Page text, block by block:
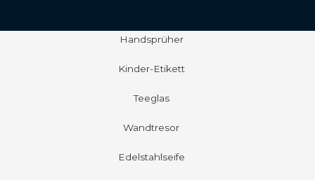
Handsprüher
Kinder-Etikett
Teeglas
Wandtresor
Edelstahlseife